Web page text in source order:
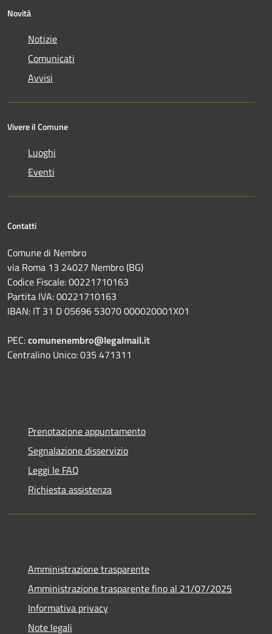
Novità
Notizie
Comunicati
Avvisi
Vivere il Comune
Luoghi
Eventi
Contatti
Comune di Nembro
via Roma 13 24027 Nembro (BG)
Codice Fiscale: 00221710163
Partita IVA: 00221710163
IBAN: IT 31 D 05696 53070 000020001X01
PEC:comunenembro@legalmail.it
Centralino Unico: 035 471311
Prenotazione appuntamento
Segnalazione disservizio
Leggi le FAQ
Richiesta assistenza
Amministrazione trasparente
Amministrazione trasparente fino al 21/07/2025
Informativa privacy
Note legali